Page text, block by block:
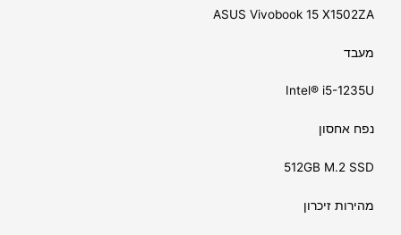
ASUS Vivobook 15 X1502ZA
מעבד
Intel® i5-1235U
נפח אחסון
512GB M.2 SSD
מהירות זיכרון